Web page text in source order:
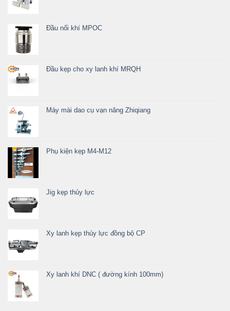
Đầu nối khí MPOC
Đầu kẹp cho xy lanh khí MRQH
Máy mài dao cụ vạn năng Zhiqiang
Phụ kiện kẹp M4-M12
Jig kẹp thủy lực
Xy lanh kẹp thủy lực đồng bộ CP
Xy lanh khí DNC ( đường kính 100mm)